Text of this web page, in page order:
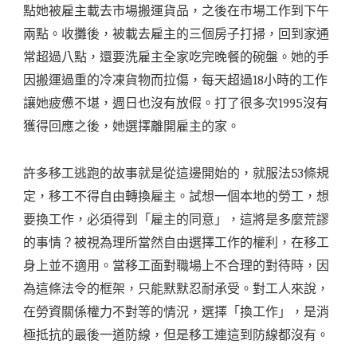
點她被雇主載去市場搬運貨品，之後在市場工作到下午
兩點。收攤後，被載去雇主的三個房子打掃，回到家通
常超過八點，還要洗雇主全家吃完晚餐的碗盤。她的手
因搬運過重的冷凍貨物而拉傷，每天超過18小時的工作
讓她疲憊不堪，週日也沒有放假。打了很多次1995沒有
獲得回應之後，她選擇離開雇主的家。
許多移工逃跑的故事就是從這邊開始的，就服法53條規
定，移工不得自由轉換雇主。試想一個本地的勞工，想
要換工作，必須得到「雇主的同意」，這將是多麼荒謬
的事情？被視為理所當然自由選擇工作的權利，在移工
身上並不適用。當移工面對職場上不合理的對待時，因
為這條法令的框架，只能默默忍耐承受。對工人來說，
在勞資關係權力不對等的情況，選擇「換工作」，是消
極抵抗的最後一道防線，但是移工連這到防線都沒有。